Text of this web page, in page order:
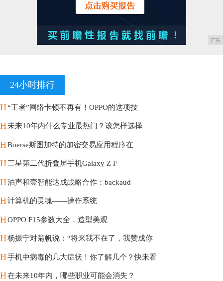
广告
24小时排行
H“王者”网络卡顿不再有！OPPO的这项技
H未来10年内什么专业最热门？该怎样选择
HBoerse斯图加特的加密交易应用程序在
H三星第二代折叠屏手机Galaxy Z F
H泊声和壹智能达成战略合作：backaud
H计算机的灵魂——操作系统
HOPPO F15参数大全，造型美观
H杨振宁对翁帆说：“将来我不在了，我赞成你
H手机中病毒的几大症状！你了解几个？快来看
H在未来10年内，哪些职业可能会消失？